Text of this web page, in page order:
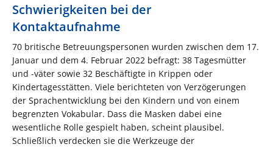
Schwierigkeiten bei der
Kontaktaufnahme
70 britische Betreuungspersonen wurden zwischen dem 17.
Januar und dem 4. Februar 2022 befragt: 38 Tagesmütter
und -väter sowie 32 Beschäftigte in Krippen oder
Kindertagesstätten. Viele berichteten von Verzögerungen
der Sprachentwicklung bei den Kindern und von einem
begrenzten Vokabular. Dass die Masken dabei eine
wesentliche Rolle gespielt haben, scheint plausibel.
Schließlich verdecken sie die Werkzeuge der